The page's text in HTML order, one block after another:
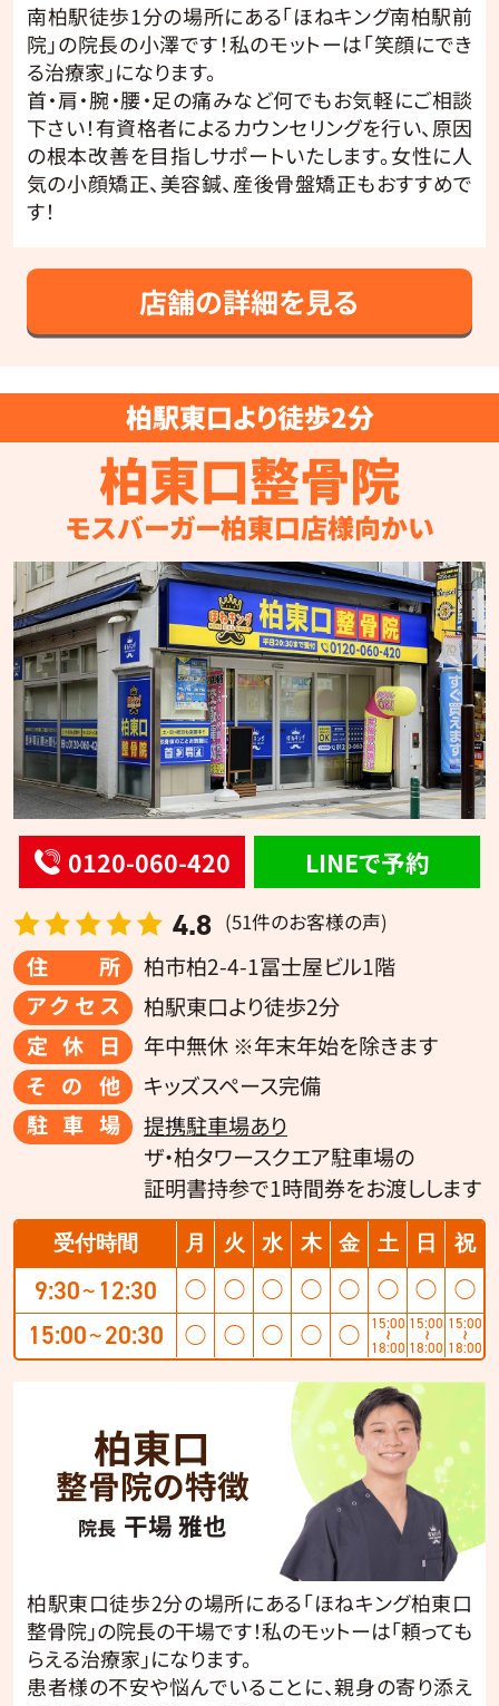
南柏駅徒歩1分の場所にある「ほねキング南柏駅前
院」の院長の小澤です！私のモットーは「笑顔にでき
る治療家」になります。
首・肩・腕・腰・足の痛みなど何でもお気軽にご相談
下さい！有資格者によるカウンセリングを行い、原因
の根本改善を目指しサポートいたします。女性に人
気の小顔矯正、美容鍼、産後骨盤矯正もおすすめで
す！
店舗の詳細を見る
柏駅東口より徒歩2分
柏東口整骨院
モスバーガー柏東口店様向かい
4.8 (51件のお客様の声)
住所
柏市柏2-4-1冨士屋ビル1階
アクセス
柏駅東口より徒歩2分
定休日
年中無休 ※年末年始を除きます
その他
キッズスペース完備
駐車場
提携駐車場あり
ザ・柏タワースクエア駐車場の
証明書持参で1時間券をお渡しします
0120-060-420 LINEで予約
受付時間 月 火 水 木 金 土 日 祝
9:30 〜 12:30 ◯ ◯ ◯ ◯ ◯ ◯ ◯ ◯
15:00 〜 20:30 ◯ ◯ ◯ ◯ ◯ 15:00
〜
18:00
15:00
〜
18:00
15:00
〜
18:00
柏東口
整骨院の特徴
院長 干場 雅也
柏駅東口徒歩2分の場所にある「ほねキング柏東口
整骨院」の院長の干場です！私のモットーは「頼っても
らえる治療家」になります。
患者様の不安や悩んでいることに、親身の寄り添え